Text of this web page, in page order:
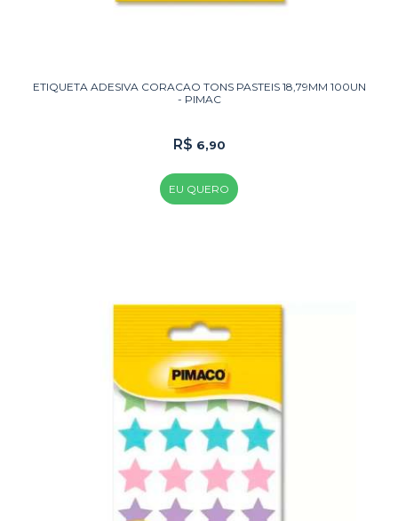
ETIQUETA ADESIVA CORACAO TONS PASTEIS 18,79MM 100UN
- PIMAC
R$ 6,90
EU QUERO